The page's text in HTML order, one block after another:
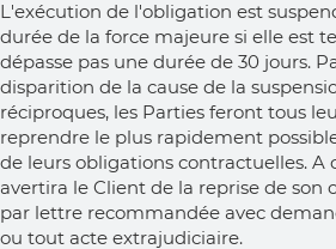
L'exécution de l'obligation est
durée de la force majeure si elle est
dépasse pas une durée de 30 jours.
disparition de la cause de la
réciproques, les Parties feront tous
reprendre le plus rapidement
de leurs obligations contractuelles. A
avertira le Client de la reprise de son
par lettre recommandée avec
ou tout acte extrajudiciaire.